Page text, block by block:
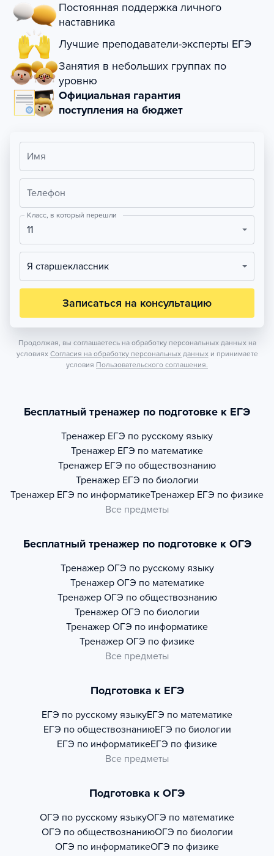
Постоянная поддержка личного
наставника
Лучшие преподаватели-эксперты ЕГЭ
Занятия в небольших группах по
уровню
Официальная гарантия
поступления на бюджет
Имя
Телефон
Класс, в который перешли
11
Я старшеклассник
Записаться на консультацию
Продолжая, вы соглашаетесь на обработку персональных данных на
условиях Согласия на обработку персональных данных и принимаете
условия Пользовательского соглашения.
Бесплатный тренажер по подготовке к ЕГЭ
Тренажер ЕГЭ по русскому языку
Тренажер ЕГЭ по математике
Тренажер ЕГЭ по обществознанию
Тренажер ЕГЭ по биологии
Тренажер ЕГЭ по информатикеТренажер ЕГЭ по физике
Все предметы
Бесплатный тренажер по подготовке к ОГЭ
Тренажер ОГЭ по русскому языку
Тренажер ОГЭ по математике
Тренажер ОГЭ по обществознанию
Тренажер ОГЭ по биологии
Тренажер ОГЭ по информатике
Тренажер ОГЭ по физике
Все предметы
Подготовка к ЕГЭ
ЕГЭ по русскому языкуЕГЭ по математике
ЕГЭ по обществознаниюЕГЭ по биологии
ЕГЭ по информатикеЕГЭ по физике
Все предметы
Подготовка к ОГЭ
ОГЭ по русскому языкуОГЭ по математике
ОГЭ по обществознаниюОГЭ по биологии
ОГЭ по информатикеОГЭ по физике